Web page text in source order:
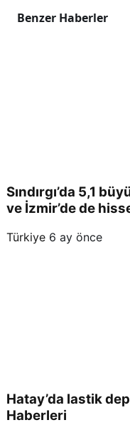
Benzer Haberler
Sındırgı’da 5,1
ve İzmir’de de
Türkiye 6 ay önce
Hatay’da lastik
Haberleri